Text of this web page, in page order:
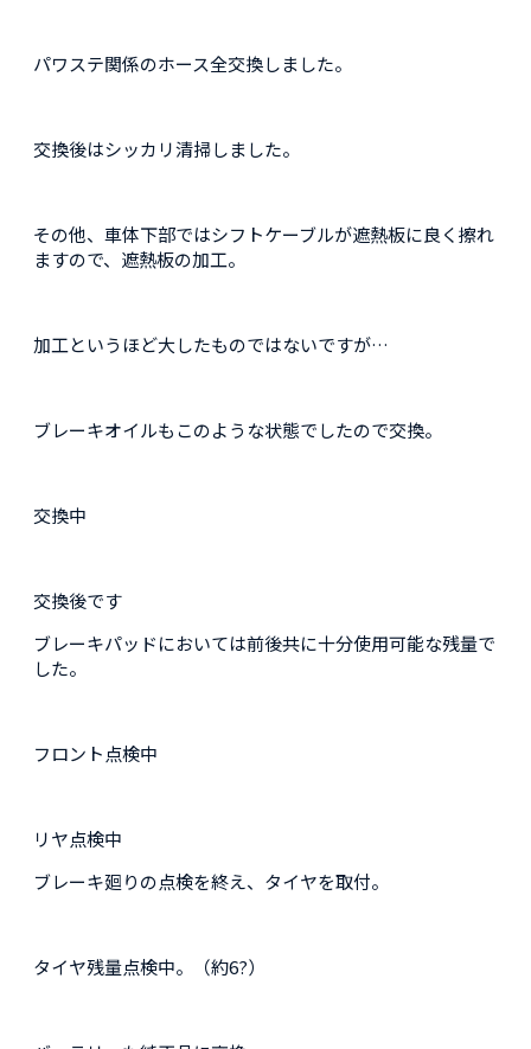
パワステ関係のホース全交換しました。
交換後はシッカリ清掃しました。
その他、車体下部ではシフトケーブルが遮熱板に良く擦れ
ますので、遮熱板の加工。
加工というほど大したものではないですが…
ブレーキオイルもこのような状態でしたので交換。
交換中
交換後です
ブレーキパッドにおいては前後共に十分使用可能な残量で
した。
フロント点検中
リヤ点検中
ブレーキ廻りの点検を終え、タイヤを取付。
タイヤ残量点検中。（約6?）